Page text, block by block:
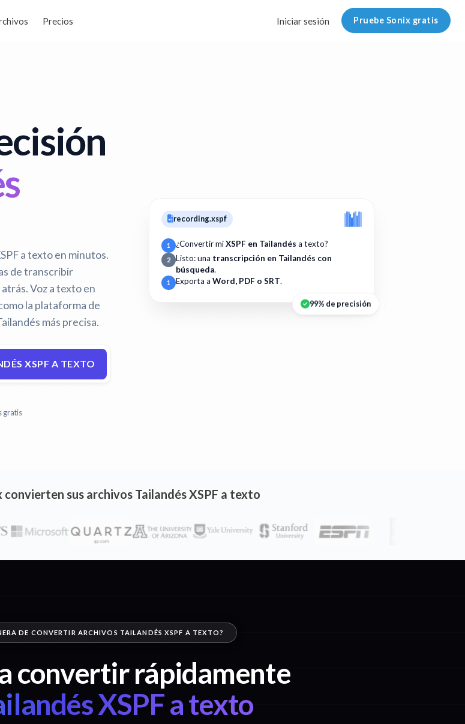
Precios Iniciar sesión Pruebe Sonix gratis
a texto en minutos.
de transcribir
Voz a texto en
la plataforma de
más precisa.
XSPF A TEXTO
gratis
recording.xspf
1 ¿Convertir miXSPF en Tailandés a texto?
2 Listo: una transcripción en Tailandés con
búsqueda.
1 Exporta a Word, PDF o SRT.
99% de precisión
convierten sus archivos Tailandés XSPF a texto
DE CONVERTIR ARCHIVOS TAILANDÉS XSPF A TEXTO?
convertir rápidamente
XSPF a texto